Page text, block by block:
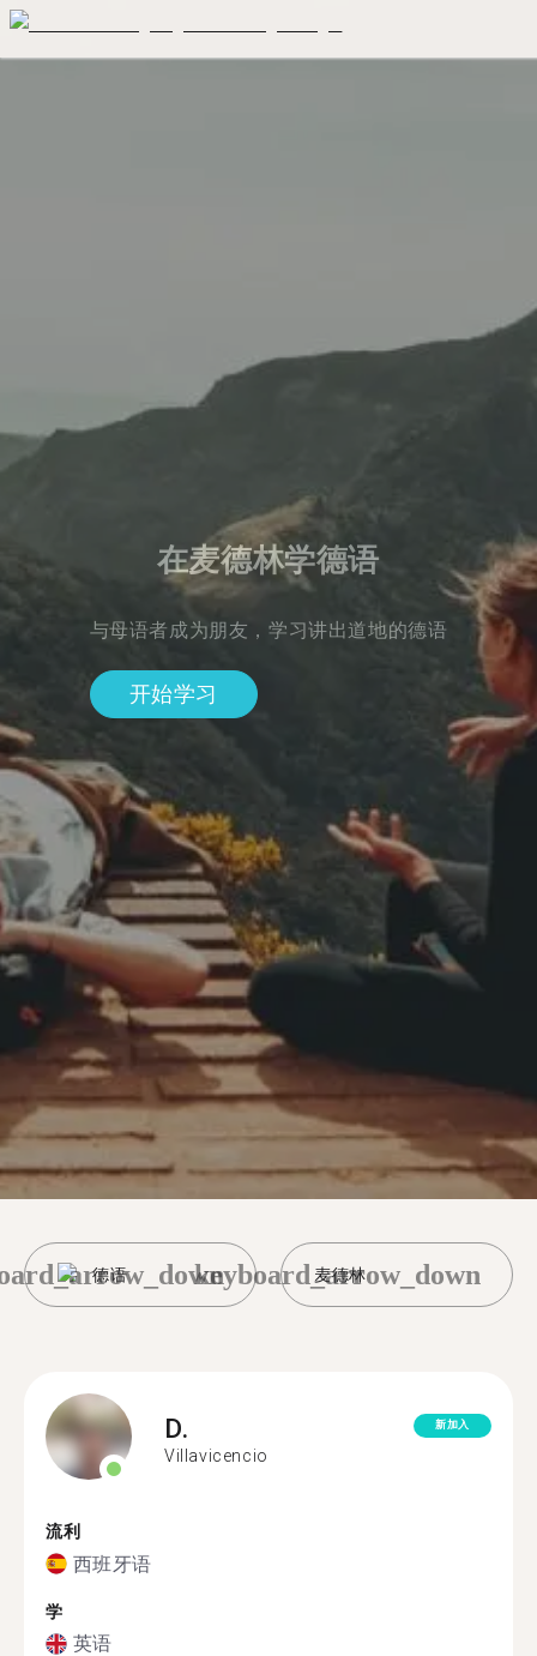
在麦德林学德语
与母语者成为朋友，学习讲出道地的德语
开始学习
德语 麦德林
keyboard_arrow_down
D.
Villavicencio
新加入
流利
西班牙语
学
英语